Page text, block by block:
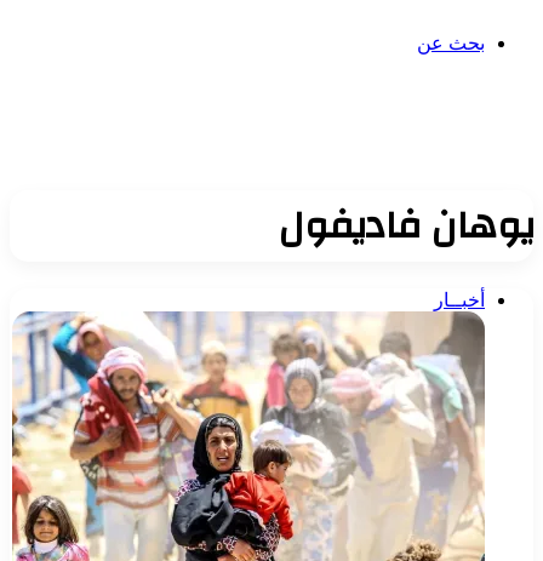
بحث عن
يوهان فاديفول
أخبــار